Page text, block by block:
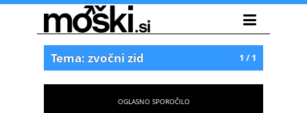
1 / 1
Tema: zvočni zid